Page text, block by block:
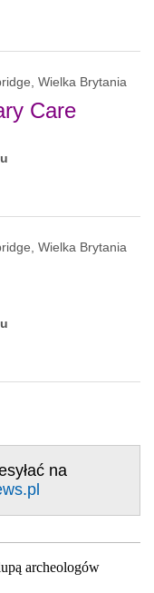
Wielka Brytania
Care
Wielka Brytania
na
archeologów